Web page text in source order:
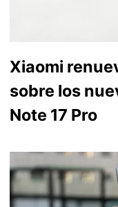
Xiaomi
sobre los
Note 17 Pro